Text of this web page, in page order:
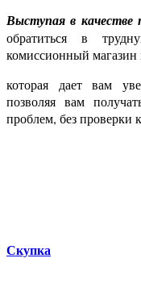
Выступая в качестве
обратиться в
комиссионный магазин
которая дает вам
позволяя вам
проблем, без проверки
Скупка